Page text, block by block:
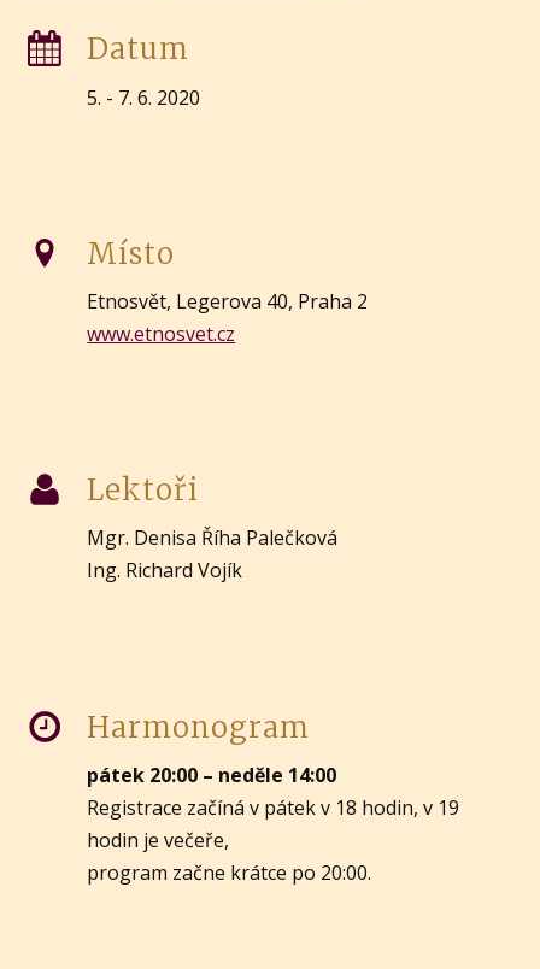
Datum
5. - 7. 6. 2020
Místo
Etnosvět, Legerova 40, Praha 2
www.etnosvet.cz
Lektoři
Mgr. Denisa Říha Palečková
Ing. Richard Vojík
Harmonogram
pátek 20:00 – neděle 14:00
Registrace začíná v pátek v 18 hodin, v 19
hodin je večeře,
program začne krátce po 20:00.